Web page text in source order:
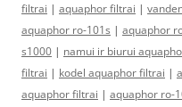
filtrai | aquaphor filtrai |
aquaphor ro-101s | aquaphor
s1000 | namui ir biurui
filtrai | kodel aquaphor filtrai |
aquaphor filtrai | aquaphor ro-